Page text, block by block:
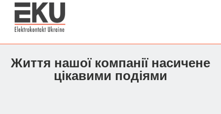
Життя нашої компанії насичене
цікавими подіями